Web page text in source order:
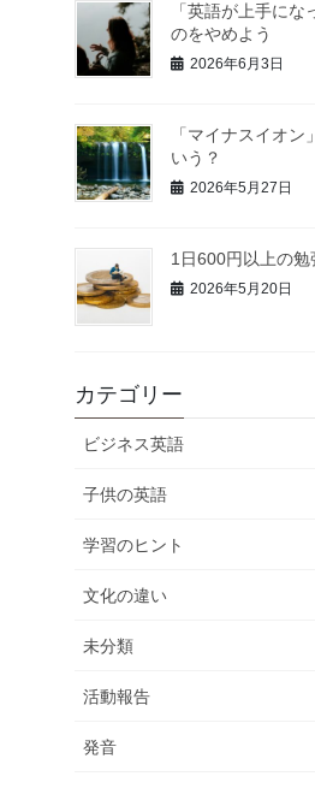
「英語が上手にな
のをやめよう
2026年6月3日
「マイナスイオン
いう？
2026年5月27日
1日600円以上の勉
2026年5月20日
カテゴリー
ビジネス英語
子供の英語
学習のヒント
文化の違い
未分類
活動報告
発音